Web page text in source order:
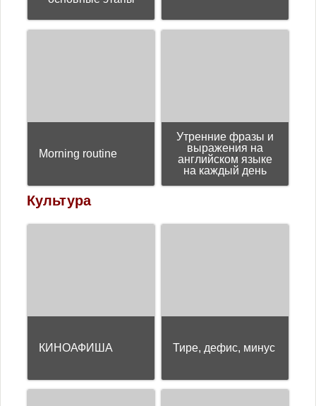
Morning routine
Утренние фразы и
выражения на
английском языке
на каждый день
Культура
КИНОАФИША Тире, дефис, минус